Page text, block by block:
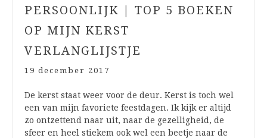
PERSOONLIJK | TOP 5 BOEKEN
OP MIJN KERST
VERLANGLIJSTJE
19 december 2017
De kerst staat weer voor de deur. Kerst is toch wel
een van mijn favoriete feestdagen. Ik kijk er altijd
zo ontzettend naar uit, naar de gezelligheid, de
sfeer en heel stiekem ook wel een beetje naar de